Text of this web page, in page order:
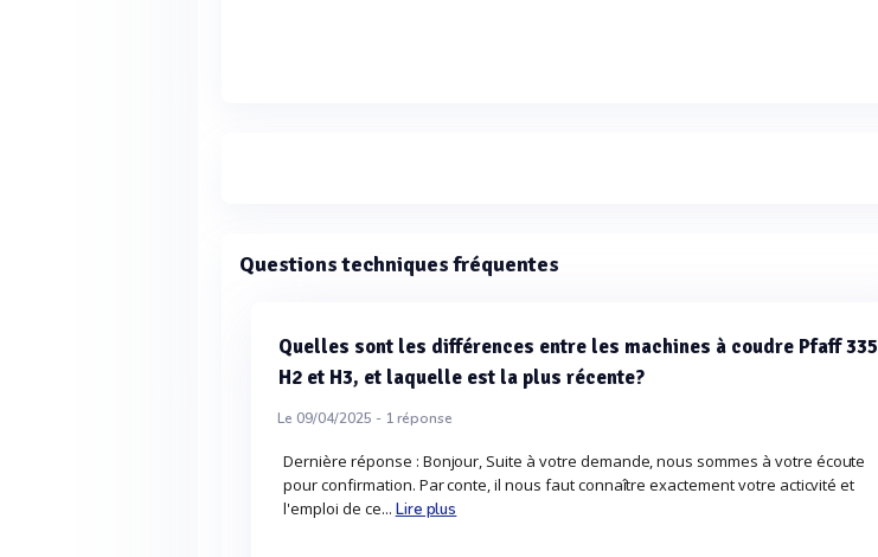
Questions techniques fréquentes
Quelles sont les différences entre les machines à coudre Pfaff 335
H2 et H3, et laquelle est la plus récente?
Le 09/04/2025 - 1réponse
Dernière réponse : Bonjour, Suite à votre demande, nous sommes à votre écoute
pour confirmation. Par conte, il nous faut connaître exactement votre acticvité et
l'emploi de ce... Lire plus